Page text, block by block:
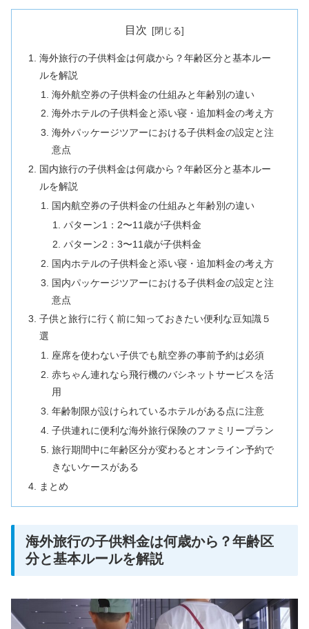
目次
海外旅行の子供料金は何歳から？年齢区分と基本ルー
ルを解説
海外航空券の子供料金の仕組みと年齢別の違い
海外ホテルの子供料金と添い寝・追加料金の考え方
海外パッケージツアーにおける子供料金の設定と注
意点
国内旅行の子供料金は何歳から？年齢区分と基本ルー
ルを解説
国内航空券の子供料金の仕組みと年齢別の違い
パターン1：2〜11歳が子供料金
パターン2：3〜11歳が子供料金
国内ホテルの子供料金と添い寝・追加料金の考え方
国内パッケージツアーにおける子供料金の設定と注
意点
子供と旅行に行く前に知っておきたい便利な豆知識５
選
座席を使わない子供でも航空券の事前予約は必須
赤ちゃん連れなら飛行機のバシネットサービスを活
用
年齢制限が設けられているホテルがある点に注意
子供連れに便利な海外旅行保険のファミリープラン
旅行期間中に年齢区分が変わるとオンライン予約で
きないケースがある
まとめ
海外旅行の子供料金は何歳から？年齢区
分と基本ルールを解説